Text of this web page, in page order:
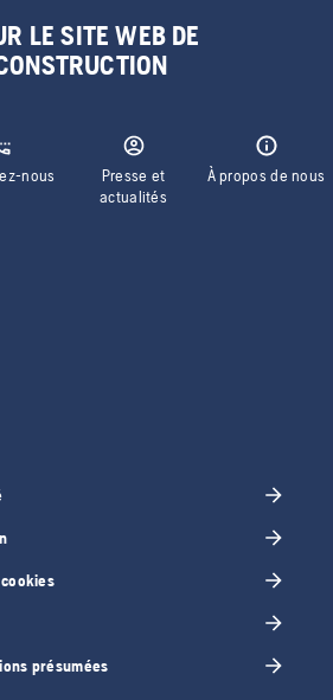
LE SITE WEB DE
nous
Presse et
actualités
À propos de nous
présumées